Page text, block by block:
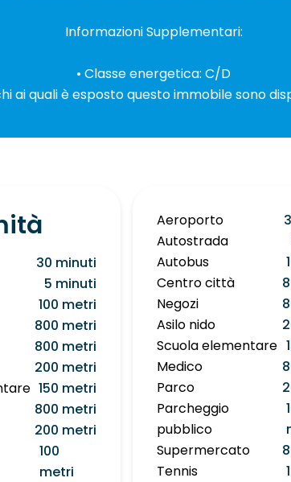
Informazioni Supplementari:
• Classe energetica: C/D
ai quali è esposto questo immobile sono
30 minuti
5 minuti
100 metri
800 metri
800 metri
200 metri
150 metri
800 metri
200 metri
100
metri
Aeroporto
Autostrada
Autobus
Centro città
Negozi
Asilo nido
Scuola elementare
Medico
Parco
Parcheggio
pubblico
Supermercato
Tennis